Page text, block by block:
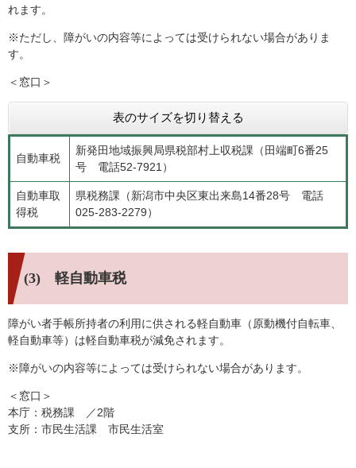
れます。
※ただし、障がいの内容等によっては受けられない場合がありま
す。
＜窓口＞
表のサイズを切り替える
自動車税
新発田地域振興局県税部村上収税課（田端町6番25
号 電話52-7921）
自動車取
得税
県税務課（新潟市中央区東出来島14番28号 電話
025-283-2279）
(3) 軽自動車税
障がい者手帳所持者の利用に供される軽自動車（原動機付自転車、
軽自動車等）は軽自動車税が減免されます。
※障がいの内容等によっては受けられない場合があります。
＜窓口＞
本庁：税務課 ／2階
支所：市民生活課 市民生活室